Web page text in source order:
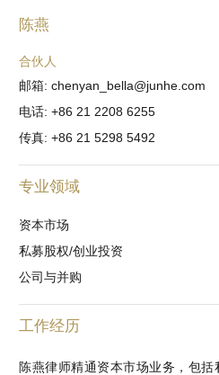
陈燕
合伙人
邮箱: chenyan_bella@junhe.com
电话: +86 21 2208 6255
传真: +86 21 5298 5492
专业领域
资本市场
私募股权/创业投资
公司与并购
工作经历
陈燕律师精通资本市场业务，包